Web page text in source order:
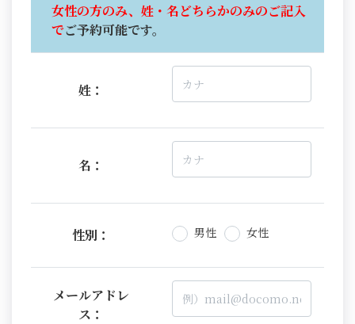
女性の方のみ、姓・名どちらかのみのご記入
でご予約可能です。
姓：
名：
性別： 男性 女性
メールアドレ
ス：